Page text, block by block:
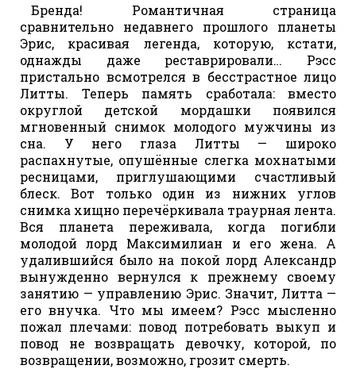
Бренда! Романтичная страница
сравнительно недавнего прошлого планеты
Эрис, красивая легенда, которую, кстати,
однажды даже реставрировали… Рэсс
пристально всмотрелся в бесстрастное лицо
Литты. Теперь память сработала: вместо
округлой детской мордашки появился
мгновенный снимок молодого мужчины из
сна. У него глаза Литты — широко
распахнутые, опушённые слегка мохнатыми
ресницами, приглушающими счастливый
блеск. Вот только один из нижних углов
снимка хищно перечёркивала траурная лента.
Вся планета переживала, когда погибли
молодой лорд Максимилиан и его жена. А
удалившийся было на покой лорд Александр
вынужденно вернулся к прежнему своему
занятию — управлению Эрис. Значит, Литта —
его внучка. Что мы имеем? Рэсс мысленно
пожал плечами: повод потребовать выкуп и
повод не возвращать девочку, которой, по
возвращении, возможно, грозит смерть.